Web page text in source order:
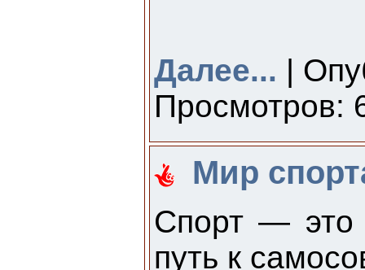
Далее... |
Просмотров:
Мир
Спорт — это
путь к